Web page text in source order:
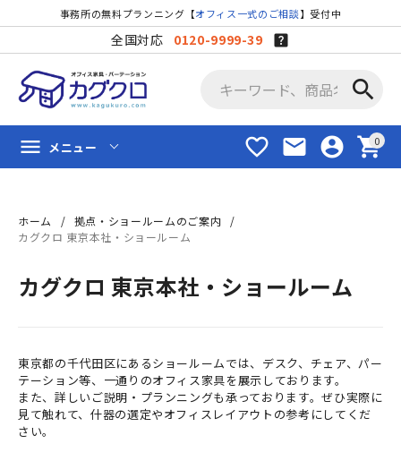
事務所の無料プランニング【オフィス一式のご相談】受付中
全国対応 0120-9999-39
search
favorite_border mail account_circle shopping_cart
menu メニュー
ホーム
拠点・ショールームのご案内
カグクロ 東京本社・ショールーム
カグクロ 東京本社・ショールーム
東京都の千代田区にあるショールームでは、デスク、チェア、パー
テーション等、一通りのオフィス家具を展示しております。
また、詳しいご説明・プランニングも承っております。ぜひ実際に
見て触れて、什器の選定やオフィスレイアウトの参考にしてくだ
さい。